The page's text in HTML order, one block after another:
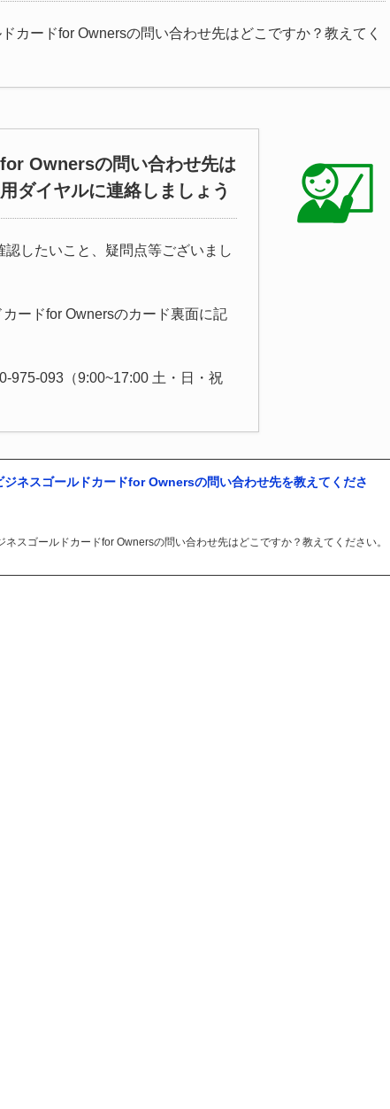
カードfor Ownersの問い合わせ先はどこですか？教えてく
Ownersの問い合わせ先は
ダイヤルに連絡しましょう
したいこと、疑問点等ございまし
ードfor Ownersのカード裏面に記
975-093（9:00~17:00 土・日・祝
ジネスゴールドカードfor Ownersの問い合わせ先を教えてくださ
ネスゴールドカードfor Ownersの問い合わせ先はどこですか？教えてください。